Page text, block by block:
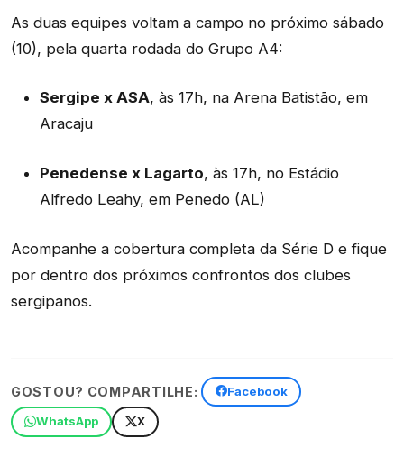
As duas equipes voltam a campo no próximo sábado
(10), pela quarta rodada do Grupo A4:
Sergipe x ASA, às 17h, na Arena Batistão, em
Aracaju
Penedense x Lagarto, às 17h, no Estádio
Alfredo Leahy, em Penedo (AL)
Acompanhe a cobertura completa da Série D e fique
por dentro dos próximos confrontos dos clubes
sergipanos.
GOSTOU? COMPARTILHE: Facebook
WhatsApp X